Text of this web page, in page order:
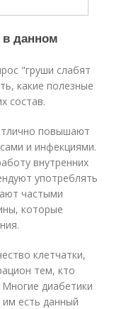
в данном
"груши слабят
какие полезные
состав.
повышают
и инфекциями.
внутренних
употреблять
частыми
которые
клетчатки,
тем, кто
диабетики
есть данный